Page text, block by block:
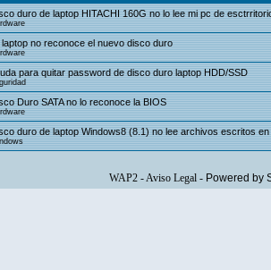
duro de laptop HITACHI 160G no lo lee mi pc de
laptop no reconoce el nuevo disco duro
para quitar password de disco duro laptop HDD/SSD
Duro SATA no lo reconoce la BIOS
duro de laptop Windows8 (8.1) no lee archivos escritos
WAP2-Aviso Legal- Powered by